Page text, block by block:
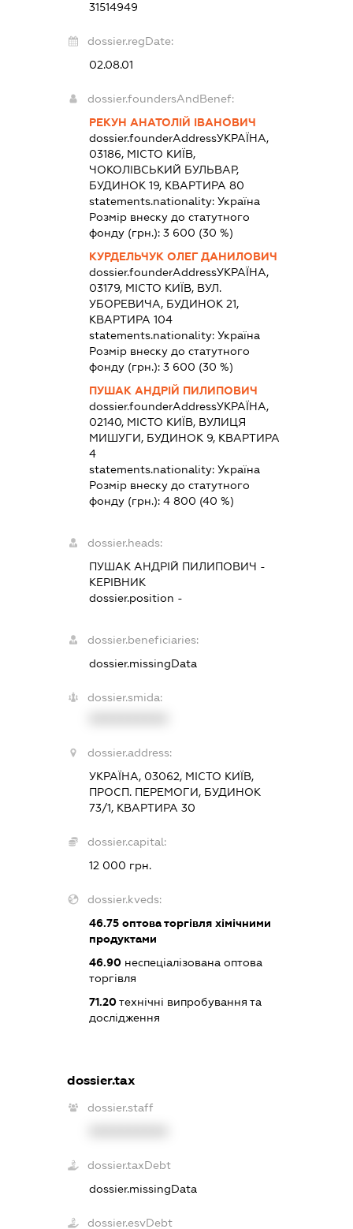
31514949
dossier.regDate:
02.08.01
dossier.foundersAndBenef:
РЕКУН АНАТОЛІЙ ІВАНОВИЧ
dossier.founderAddressУКРАЇНА,
03186, МІСТО КИЇВ,
ЧОКОЛІВСЬКИЙ БУЛЬВАР,
БУДИНОК 19, КВАРТИРА 80
statements.nationality:Україна
Розмір внеску до статутного
фонду (грн.):3 600 (30 %)
КУРДЕЛЬЧУК ОЛЕГ ДАНИЛОВИЧ
dossier.founderAddressУКРАЇНА,
03179, МІСТО КИЇВ, ВУЛ.
УБОРЕВИЧА, БУДИНОК 21,
КВАРТИРА 104
statements.nationality:Україна
Розмір внеску до статутного
фонду (грн.):3 600 (30 %)
ПУШАК АНДРІЙ ПИЛИПОВИЧ
dossier.founderAddressУКРАЇНА,
02140, МІСТО КИЇВ, ВУЛИЦЯ
МИШУГИ, БУДИНОК 9, КВАРТИРА
4
statements.nationality:Україна
Розмір внеску до статутного
фонду (грн.):4 800 (40 %)
dossier.heads:
ПУШАК АНДРІЙ ПИЛИПОВИЧ -
КЕРІВНИК
dossier.position -
dossier.beneficiaries:
dossier.missingData
dossier.smida:
dossier.address:
УКРАЇНА, 03062, МІСТО КИЇВ,
ПРОСП. ПЕРЕМОГИ, БУДИНОК
73/1, КВАРТИРА 30
dossier.capital:
12 000 грн.
dossier.kveds:
46.75 оптова торгівля хімічними
продуктами
46.90 неспеціалізована оптова
торгівля
71.20технічні випробування та
дослідження
dossier.tax
dossier.staff
dossier.taxDebt
dossier.missingData
dossier.esvDebt